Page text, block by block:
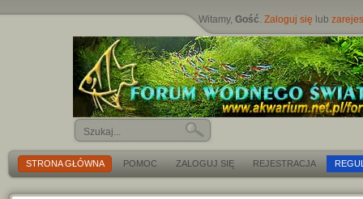
Witamy,Gość.Zaloguj się lub
STRONA GŁÓWNA POMOC ZALOGUJ SIĘ REJESTRACJA